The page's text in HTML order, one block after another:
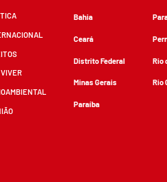
Bahia
Ceará
Distrito Federal
Minas Gerais
Paraíba
Rio
Rio